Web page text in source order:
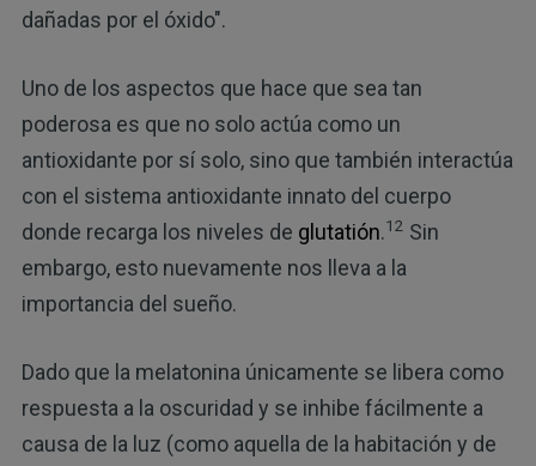
dañadas por el óxido".
Uno de los aspectos que hace que sea tan
poderosa es que no solo actúa como un
antioxidante por sí solo, sino que también interactúa
con el sistema antioxidante innato del cuerpo
donde recarga los niveles de glutatión.12 Sin
embargo, esto nuevamente nos lleva a la
importancia del sueño.
Dado que la melatonina únicamente se libera como
respuesta a la oscuridad y se inhibe fácilmente a
causa de la luz (como aquella de la habitación y de